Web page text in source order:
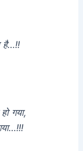
है…!!
गया,